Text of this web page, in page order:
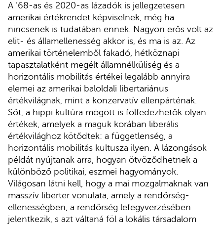
A ’68-as és 2020-as lázadók is jellegzetesen
amerikai értékrendet képviselnek, még ha
nincsenek is tudatában ennek. Nagyon erős volt az
elit- és államellenesség akkor is, és ma is az. Az
amerikai történelemből fakadó, hétköznapi
tapasztalatként megélt államnélküliség és a
horizontális mobilitás értékei legalább annyira
elemei az amerikai baloldali libertariánus
értékvilágnak, mint a konzervatív ellenpárténak.
Sőt, a hippi kultúra mögött is fölfedezhetők olyan
értékek, amelyek a maguk korában liberális
értékvilághoz kötődtek: a függetlenség, a
horizontális mobilitás kultusza ilyen. A lázongások
példát nyújtanak arra, hogyan ötvöződhetnek a
különböző politikai, eszmei hagyományok.
Világosan látni kell, hogy a mai mozgalmaknak van
masszív liberter vonulata, amely a rendőrség-
ellenességben, a rendőrség lefegyverzésében
jelentkezik, s azt váltaná föl a lokális társadalom